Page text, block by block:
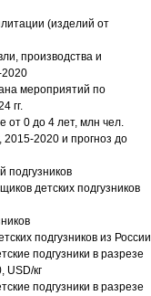
(изделий от
производства и
2020
мероприятий по
гг.
от 0 до 4 лет, млн чел.
2015-2020 и прогноз до
подгузников
детских подгузников
подгузников из России
подгузники в разрезе
USD/кг
подгузники в разрезе